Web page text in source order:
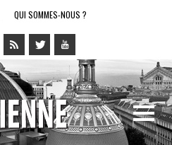
QUI SOMMES-NOUS ?